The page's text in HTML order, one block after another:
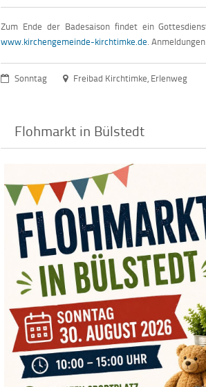
Zum Ende der Badesaison findet ein
www.kirchengemeinde-kirchtimke.de.
Sonntag Freibad Kirchtimke, Erlenweg
Flohmarkt in Bülstedt